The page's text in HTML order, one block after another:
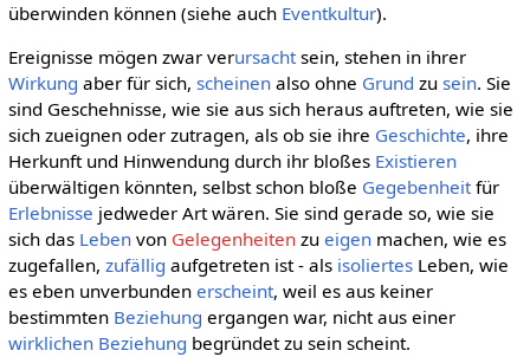
überwinden können (siehe auch Eventkultur).
Ereignisse mögen zwar verursachtsein, stehen in ihrer
Wirkung aber für sich, scheinenalso ohne Grund zu sein. Sie
sind Geschehnisse, wie sie aus sich heraus auftreten, wie sie
sich zueignen oder zutragen, als ob sie ihre Geschichte, ihre
Herkunft und Hinwendung durch ihr bloßes Existieren
überwältigen könnten, selbst schon bloße Gegebenheitfür
Erlebnisse jedweder Art wären. Sie sind gerade so, wie sie
sich das Lebenvon Gelegenheitenzu eigenmachen, wie es
zugefallen, zufällig aufgetreten ist - als isoliertesLeben, wie
es eben unverbunden erscheint, weil es aus keiner
bestimmten Beziehung ergangen war, nicht aus einer
wirklichen Beziehung begründet zu sein scheint.